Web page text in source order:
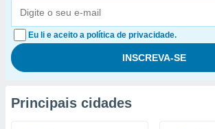
Eu li e aceito a política de privacidade.
Principais cidades